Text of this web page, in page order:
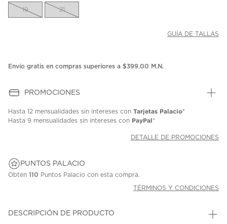
19 21
GUÍA DE TALLAS
Envío gratis en compras superiores a $399.00 M.N.
PROMOCIONES
Hasta 12 mensualidades sin intereses con Tarjetas Palacio*
Hasta 9 mensualidades sin intereses con PayPal*
DETALLE DE PROMOCIONES
PUNTOS PALACIO
Obtén 110 Puntos Palacio con esta compra.
TÉRMINOS Y CONDICIONES
DESCRIPCIÓN DE PRODUCTO